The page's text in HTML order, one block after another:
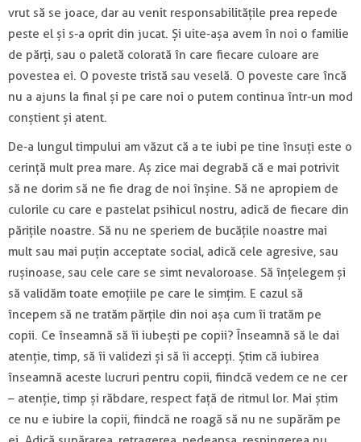
vrut să se joace, dar au venit responsabilitățile prea repede
peste el și s-a oprit din jucat. Și uite-așa avem în noi o familie
de părți, sau o paletă colorată în care fiecare culoare are
povestea ei. O poveste tristă sau veselă. O poveste care încă
nu a ajuns la final și pe care noi o putem continua într-un mod
conștient și atent.
De-a lungul timpului am văzut că a te iubi pe tine însuți este o
cerință mult prea mare. Aș zice mai degrabă că e mai potrivit
să ne dorim să ne fie drag de noi înșine. Să ne apropiem de
culorile cu care e pastelat psihicul nostru, adică de fiecare din
părițile noastre. Să nu ne speriem de bucățile noastre mai
mult sau mai puțin acceptate social, adică cele agresive, sau
rușinoase, sau cele care se simt nevaloroase. Să înțelegem și
să validăm toate emoțiile pe care le simțim. E cazul să
începem să ne tratăm părțile din noi așa cum îi tratăm pe
copii. Ce înseamnă să îi iubești pe copii? Înseamnă să le dai
atenție, timp, să îi validezi și să îi accepți. Știm că iubirea
înseamnă aceste lucruri pentru copii, fiindcă vedem ce ne cer
– atenție, timp și răbdare, respect față de ritmul lor. Mai știm
ce nu e iubire la copii, fiindcă ne roagă să nu ne supărăm pe